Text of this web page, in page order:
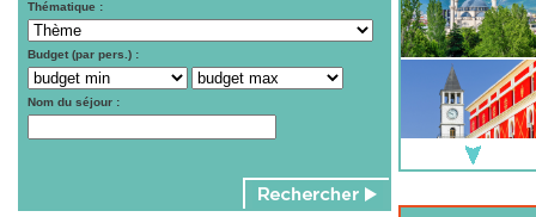
Thématique :
Budget (par pers.) :
Nom du séjour :